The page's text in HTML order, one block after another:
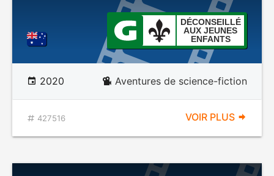
DÉCONSEILLÉ
AUX JEUNES
ENFANTS
2020 Aventures de science-fiction
427516 VOIR PLUS